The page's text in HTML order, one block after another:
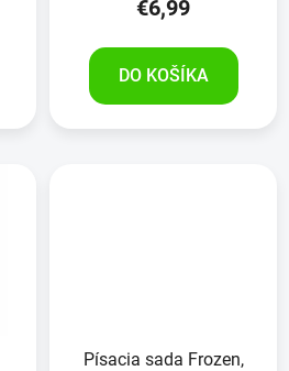
€6,99
DO KOŠÍKA
Písacia sada Frozen,